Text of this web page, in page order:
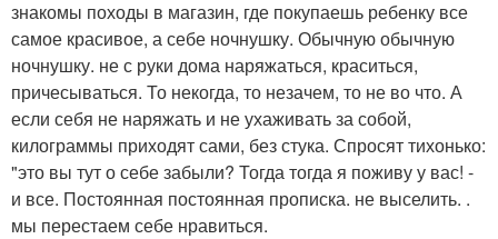
знакомы походы в магазин, где покупаешь ребенку все
самое красивое, а себе ночнушку. Обычную обычную
ночнушку. не с руки дома наряжаться, краситься,
причесываться. То некогда, то незачем, то не во что. А
если себя не наряжать и не ухаживать за собой,
килограммы приходят сами, без стука. Спросят тихонько:
"это вы тут о себе забыли? Тогда тогда я поживу у вас! -
и все. Постоянная постоянная прописка. не выселить. .
мы перестаем себе нравиться.